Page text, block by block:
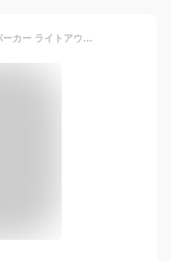
【セットアップ対応】 マウンテンパーカー ライトアウター ウィンドブレーカー アウター ジャケット メンズ 春 春服 秋 撥水 防寒 ボリュームネック ハイネック ストレッチ ダブルジップ フード アウトドア ブラック チャコール ネイビー オリーブ S M L XL